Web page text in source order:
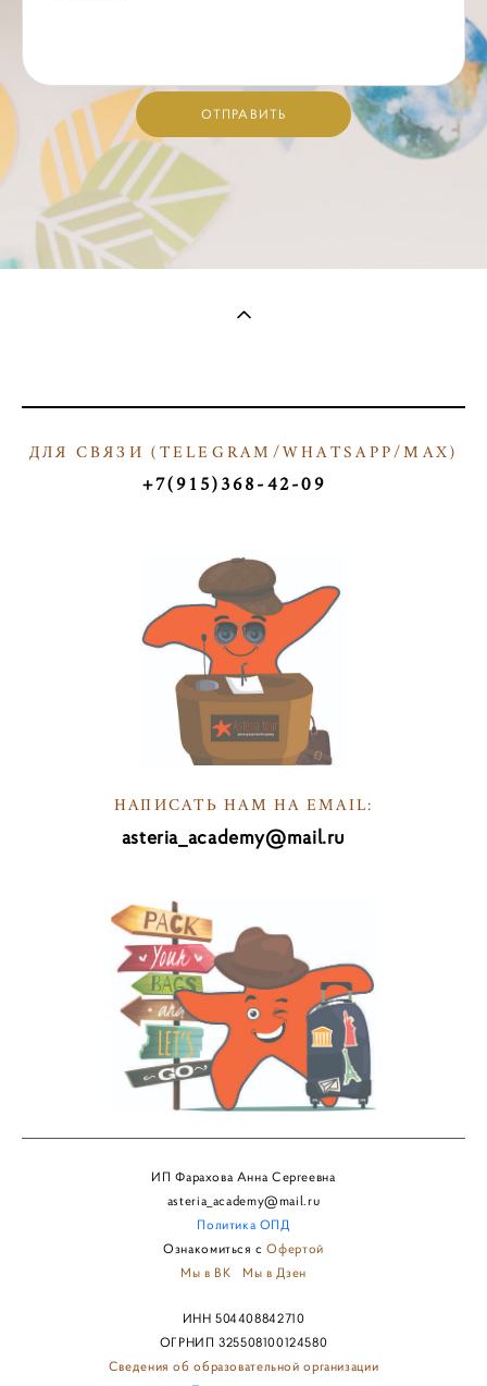
ОТПРАВИТЬ
ДЛЯ СВЯЗИ ( TELEGRAM/WHATSAPP/МАX)
+7(915)368-42-09
НАПИСАТЬ НАМ НА EMAIL:
asteria_academy@mail.ru
ИП Фарахова Анна Сергеевна
asteria_academy@mail.ru
Политика ОПД
Ознакомиться сОфертой
Мы в ВК
Мы в Дзен
ИНН 504408842710
ОГРНИП 325508100124580
Сведения об образовательной организации